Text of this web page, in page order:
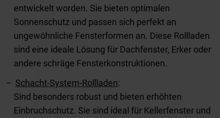
entwickelt worden. Sie bieten optimalen
Sonnenschutz und passen sich perfekt an
ungewöhnliche Fensterformen an. Diese Rollladen
sind eine ideale Lösung für Dachfenster, Erker oder
andere schräge Fensterkonstruktionen.
Schacht-System-Rollladen:
Sind besonders robust und bieten erhöhten
Einbruchschutz. Sie sind ideal für Kellerfenster und